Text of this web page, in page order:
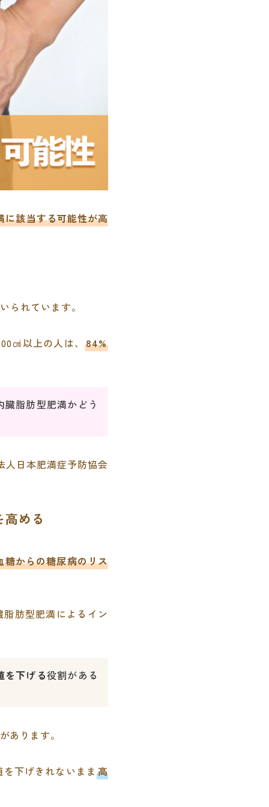
に該当する可能性が高
られています。
㎠以上の人は、84%
脂肪型肥満かどう
人日本肥満症予防協会
める
糖からの糖尿病のリス
肪型肥満によるイン
を下げる役割がある
あります。
下げきれないまま高